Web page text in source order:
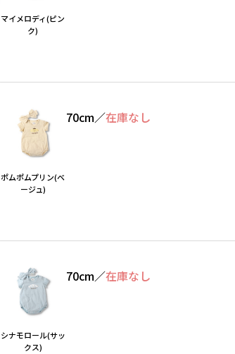
ポムポムプリン(ベージュ)
マイメロディ(ピン
ク)
ポムポムプリン(ベ
ージュ)
70cm／在庫なし
シナモロール(サッ
クス)
70cm／在庫なし